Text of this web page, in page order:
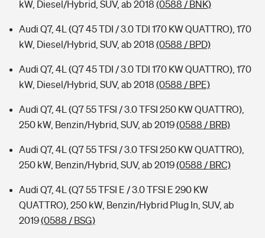
kW, Diesel/Hybrid, SUV, ab 2018 (0588 / BNK)
Audi Q7, 4L (Q7 45 TDI / 3.0 TDI 170 KW QUATTRO), 170
kW, Diesel/Hybrid, SUV, ab 2018 (0588 / BPD)
Audi Q7, 4L (Q7 45 TDI / 3.0 TDI 170 KW QUATTRO), 170
kW, Diesel/Hybrid, SUV, ab 2018 (0588 / BPE)
Audi Q7, 4L (Q7 55 TFSI / 3.0 TFSI 250 KW QUATTRO),
250 kW, Benzin/Hybrid, SUV, ab 2019(0588 / BRB)
Audi Q7, 4L (Q7 55 TFSI / 3.0 TFSI 250 KW QUATTRO),
250 kW, Benzin/Hybrid, SUV, ab 2019(0588 / BRC)
Audi Q7, 4L (Q7 55 TFSI E / 3.0 TFSI E 290 KW
QUATTRO), 250 kW, Benzin/Hybrid Plug In, SUV, ab
2019(0588 / BSG)